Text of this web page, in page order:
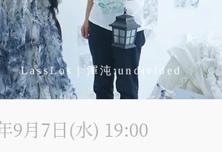
LassLos｜渾沌:undivided